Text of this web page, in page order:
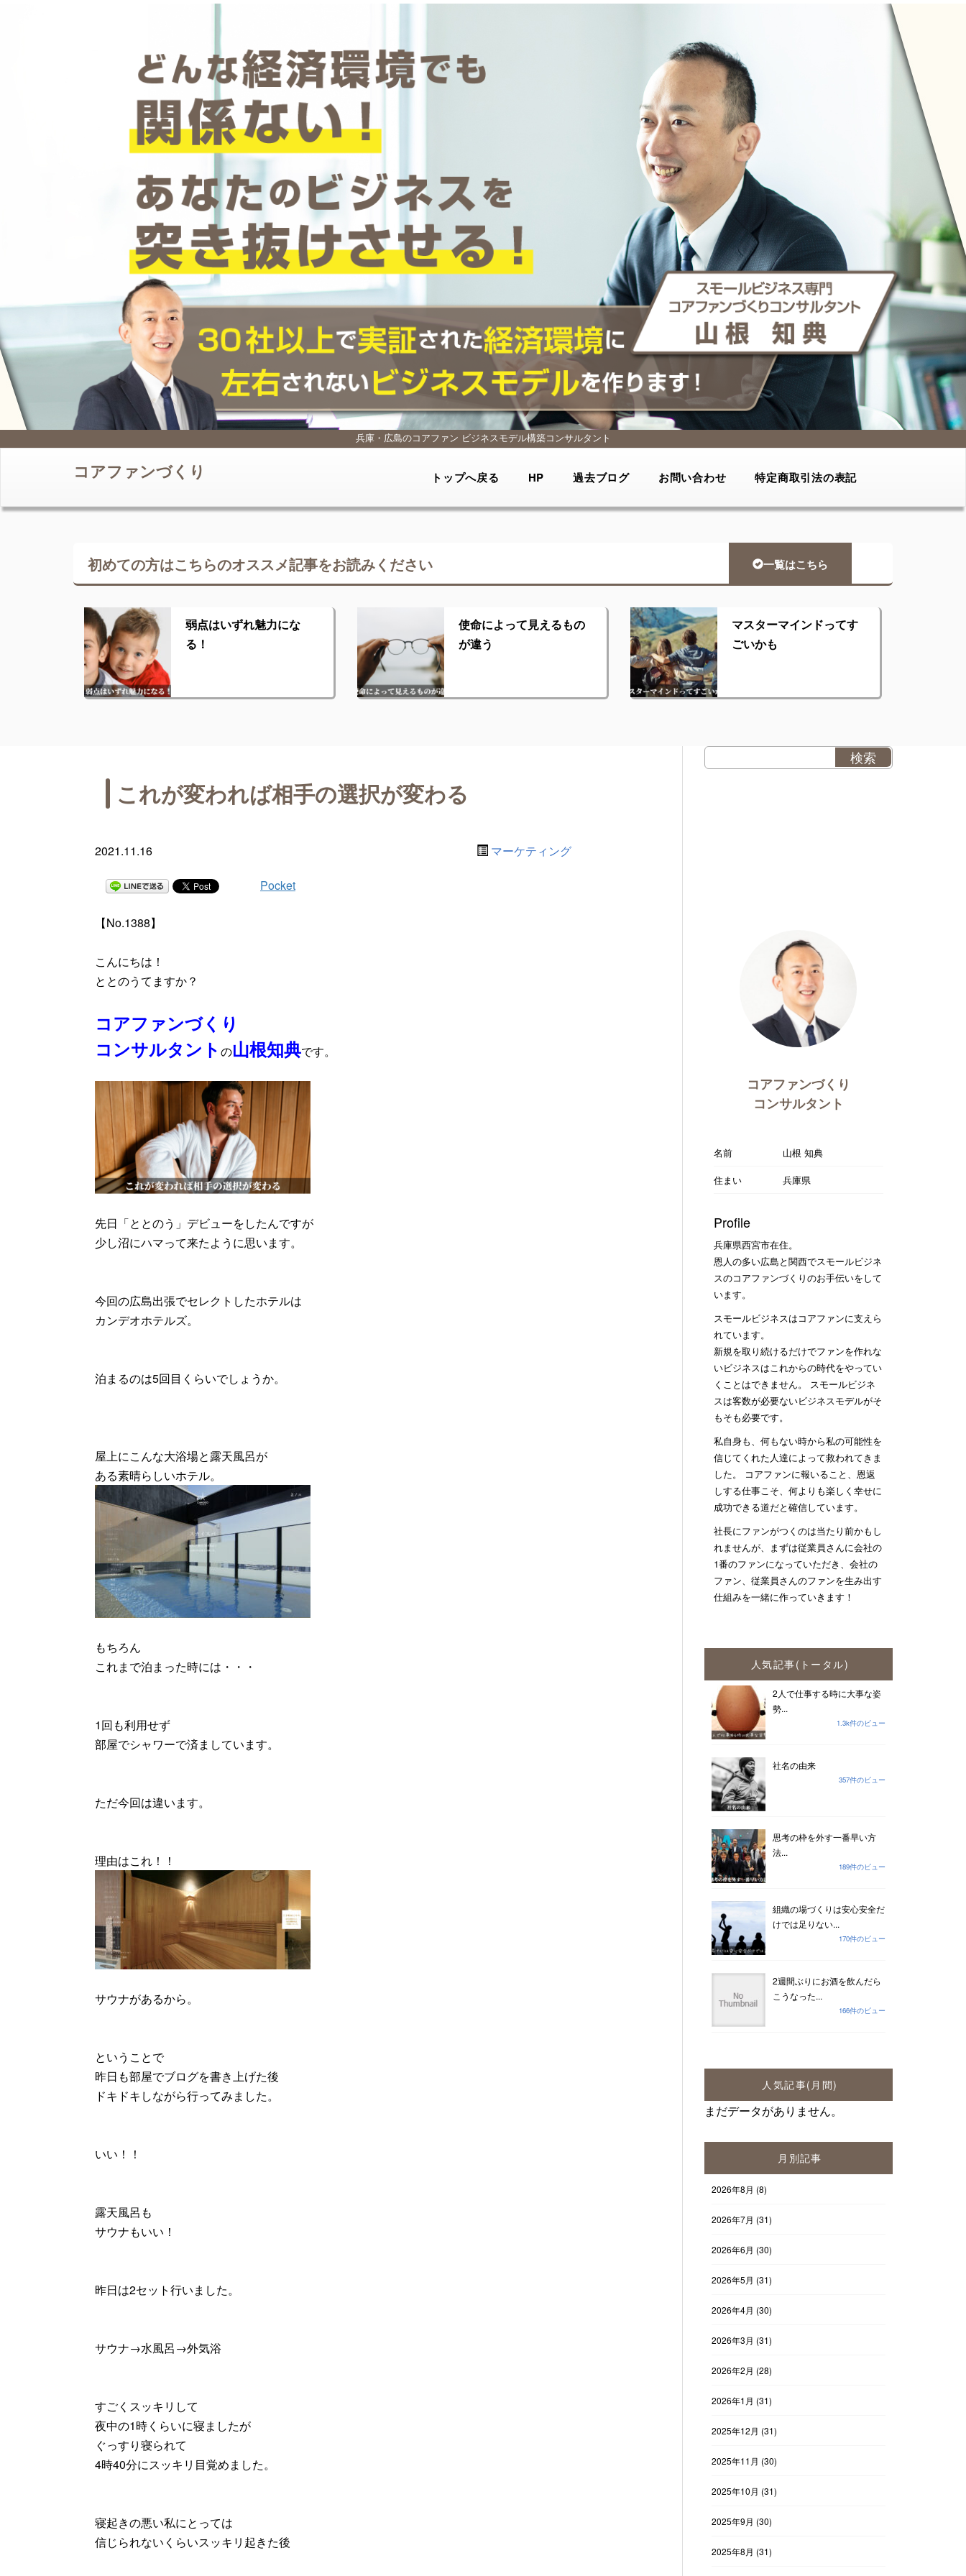
兵庫・広島のコアファン ビジネスモデル構築コンサルタント
コアファンづくり トップへ戻る HP 過去ブログ お問い合わせ 特定商取引法の表記
初めての方はこちらのオススメ記事をお読みください 一覧はこちら
弱点はいずれ魅力にな
る！
使命によって見えるもの
が違う
マスターマインドってす
ごいかも
これが変われば相手の選択が変わる
2021.11.16 マーケティング
Pocket
【No.1388】
こんにちは！
ととのうてますか？
コアファンづくり
コンサルタント の山根知典です。
先日「ととのう」デビューをしたんですが
少し沼にハマって来たように思います。
今回の広島出張でセレクトしたホテルは
カンデオホテルズ。
泊まるのは5回目くらいでしょうか。
屋上にこんな大浴場と露天風呂が
ある素晴らしいホテル。
もちろん
これまで泊まった時には・・・
1回も利用せず
部屋でシャワーで済ましています。
ただ今回は違います。
理由はこれ！！
サウナがあるから。
ということで
昨日も部屋でブログを書き上げた後
ドキドキしながら行ってみました。
いい！！
露天風呂も
サウナもいい！
昨日は2セット行いました。
サウナ→水風呂→外気浴
すごくスッキリして
夜中の1時くらいに寝ましたが
ぐっすり寝られて
4時40分にスッキリ目覚めました。
寝起きの悪い私にとっては
信じられないくらいスッキリ起きた後
コアファンづくり
コンサルタント
名前
山根 知典
住まい
兵庫県
Profile
兵庫県西宮市在住。
恩人の多い広島と関西でスモールビジネ
スのコアファンづくりのお手伝いをして
います。
スモールビジネスはコアファンに支えら
れています。
新規を取り続けるだけでファンを作れな
いビジネスはこれからの時代をやってい
くことはできません。 スモールビジネ
スは客数が必要ないビジネスモデルがそ
もそも必要です。
私自身も、何もない時から私の可能性を
信じてくれた人達によって救われてきま
した。 コアファンに報いること、恩返
しする仕事こそ、何よりも楽しく幸せに
成功できる道だと確信しています。
社長にファンがつくのは当たり前かもし
れませんが、まずは従業員さんに会社の
1番のファンになっていただき、会社の
ファン、従業員さんのファンを生み出す
仕組みを一緒に作っていきます！
人気記事(トータル)
2人で仕事する時に大事な姿
勢...
1.3k件のビュー
社名の由来
357件のビュー
思考の枠を外す一番早い方
法...
189件のビュー
組織の場づくりは安心安全だ
けでは足りない...
170件のビュー
2週間ぶりにお酒を飲んだら
こうなった...
166件のビュー
人気記事(月間)
まだデータがありません。
月別記事
2026年8月 (8)
2026年7月 (31)
2026年6月 (30)
2026年5月 (31)
2026年4月 (30)
2026年3月 (31)
2026年2月 (28)
2026年1月 (31)
2025年12月 (31)
2025年11月 (30)
2025年10月 (31)
2025年9月 (30)
2025年8月 (31)